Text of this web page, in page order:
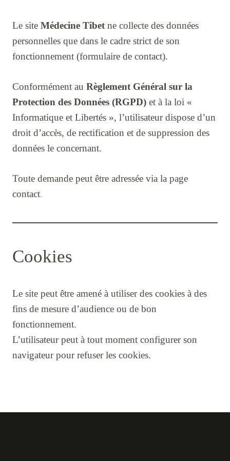
Le site Médecine Tibet ne collecte des données
personnelles que dans le cadre strict de son
fonctionnement (formulaire de contact).
Conformément au Règlement Général sur la
Protection des Données (RGPD) et à la loi «
Informatique et Libertés », l’utilisateur dispose d’un
droit d’accès, de rectification et de suppression des
données le concernant.
Toute demande peut être adressée via la page
contact.
Cookies
Le site peut être amené à utiliser des cookies à des
fins de mesure d’audience ou de bon
fonctionnement.
L’utilisateur peut à tout moment configurer son
navigateur pour refuser les cookies.